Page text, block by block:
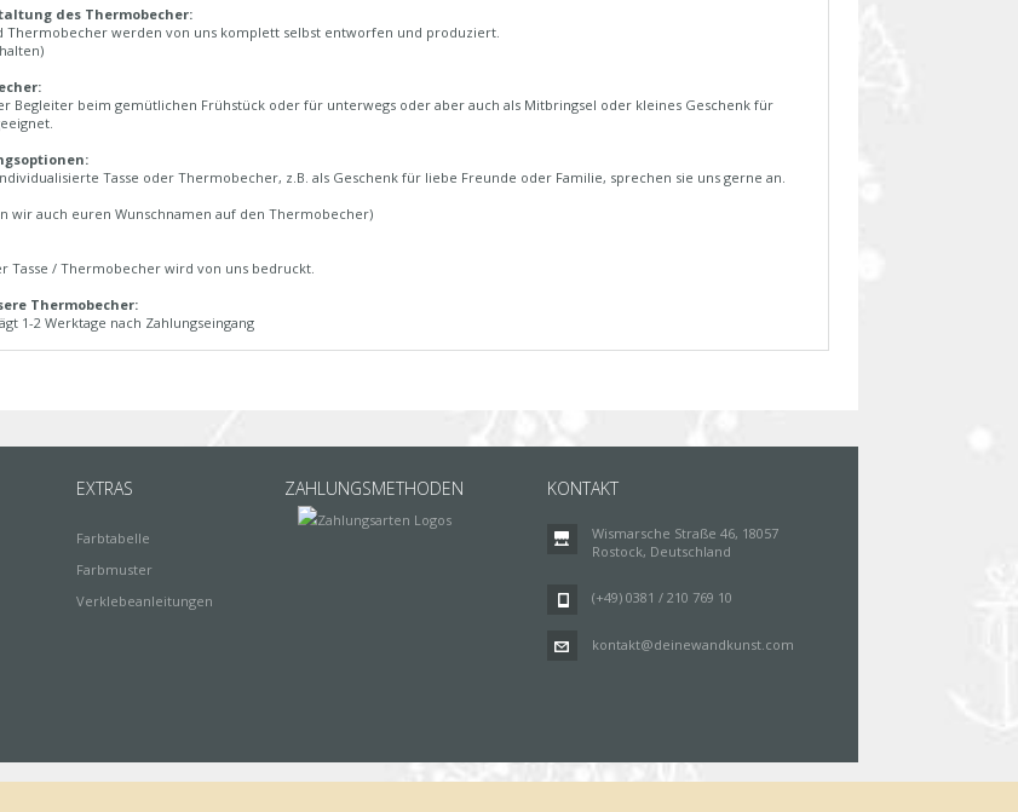
des Thermobecher:
Thermobecher werden von uns komplett selbst entworfen und produziert.
Begleiter beim gemütlichen Frühstück oder für unterwegs oder aber auch als Mitbringsel oder kleines Geschenk für
Tasse oder Thermobecher, z.B. als Geschenk für liebe Freunde oder Familie, sprechen sie uns gerne an.
wir auch euren Wunschnamen auf den Thermobecher)
Tasse / Thermobecher wird von uns bedruckt.
Thermobecher:
1-2 Werktage nach Zahlungseingang
EXTRAS
Farbtabelle
Farbmuster
Verklebeanleitungen
ZAHLUNGSMETHODEN KONTAKT
Wismarsche Straße 46, 18057
Rostock, Deutschland
(+49) 0381 / 210 769 10
kontakt@deinewandkunst.com